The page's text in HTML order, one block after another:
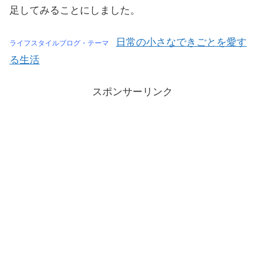
足してみることにしました。
ライフスタイルブログ・テーマ
日常の小さなできごとを愛す
る生活
スポンサーリンク